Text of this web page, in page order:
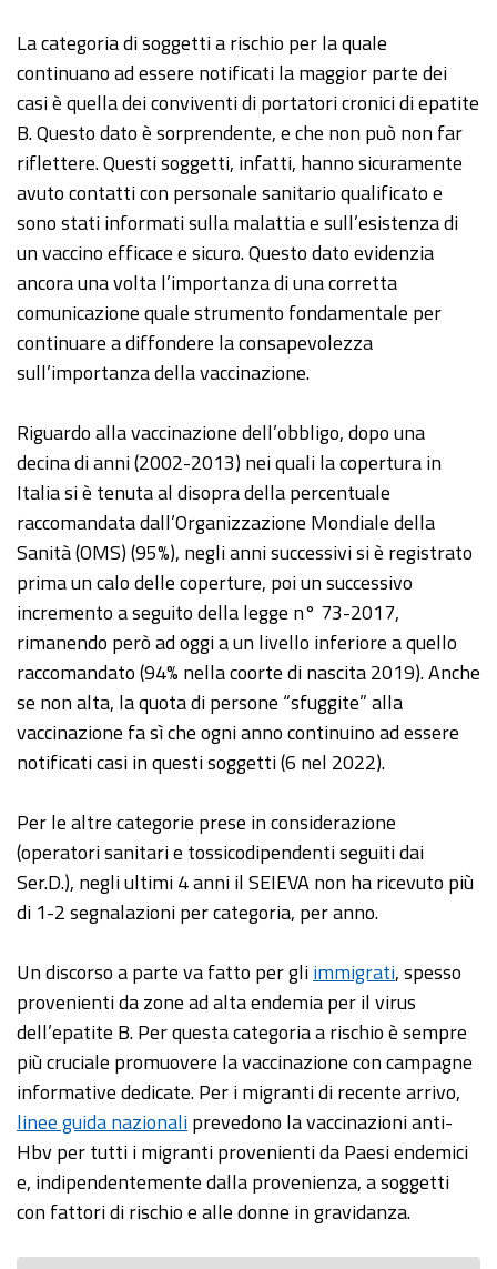
La categoria di soggetti a rischio per la quale
continuano ad essere notificati la maggior parte dei
casi è quella dei conviventi di portatori cronici di epatite
B. Questo dato è sorprendente, e che non può non far
riflettere. Questi soggetti, infatti, hanno sicuramente
avuto contatti con personale sanitario qualificato e
sono stati informati sulla malattia e sull’esistenza di
un vaccino efficace e sicuro. Questo dato evidenzia
ancora una volta l’importanza di una corretta
comunicazione quale strumento fondamentale per
continuare a diffondere la consapevolezza
sull’importanza della vaccinazione.
Riguardo alla vaccinazione dell’obbligo, dopo una
decina di anni (2002-2013) nei quali la copertura in
Italia si è tenuta al disopra della percentuale
raccomandata dall’Organizzazione Mondiale della
Sanità (OMS) (95%), negli anni successivi si è registrato
prima un calo delle coperture, poi un successivo
incremento a seguito della legge n° 73-2017,
rimanendo però ad oggi a un livello inferiore a quello
raccomandato (94% nella coorte di nascita 2019). Anche
se non alta, la quota di persone “sfuggite” alla
vaccinazione fa sì che ogni anno continuino ad essere
notificati casi in questi soggetti (6 nel 2022).
Per le altre categorie prese in considerazione
(operatori sanitari e tossicodipendenti seguiti dai
Ser.D.), negli ultimi 4 anni il SEIEVA non ha ricevuto più
di 1-2 segnalazioni per categoria, per anno.
Un discorso a parte va fatto per gliimmigrati, spesso
provenienti da zone ad alta endemia per il virus
dell’epatite B. Per questa categoria a rischio è sempre
più cruciale promuovere la vaccinazione con campagne
informative dedicate. Per i migranti di recente arrivo,
linee guida nazionaliprevedono la vaccinazioni anti-
Hbv per tutti i migranti provenienti da Paesi endemici
e, indipendentemente dalla provenienza, a soggetti
con fattori di rischio e alle donne in gravidanza.